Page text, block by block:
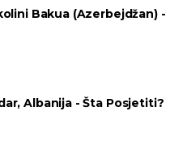
Bakua (Azerbejdžan) -
Albanija - Šta Posjetiti?